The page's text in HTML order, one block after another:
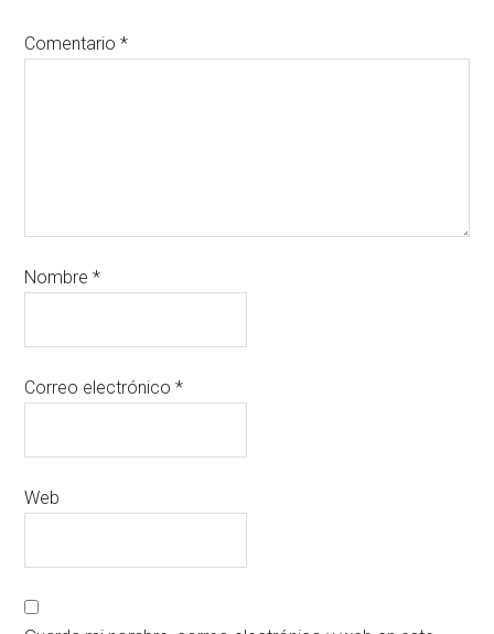
Comentario*
Nombre*
Correo electrónico*
Web